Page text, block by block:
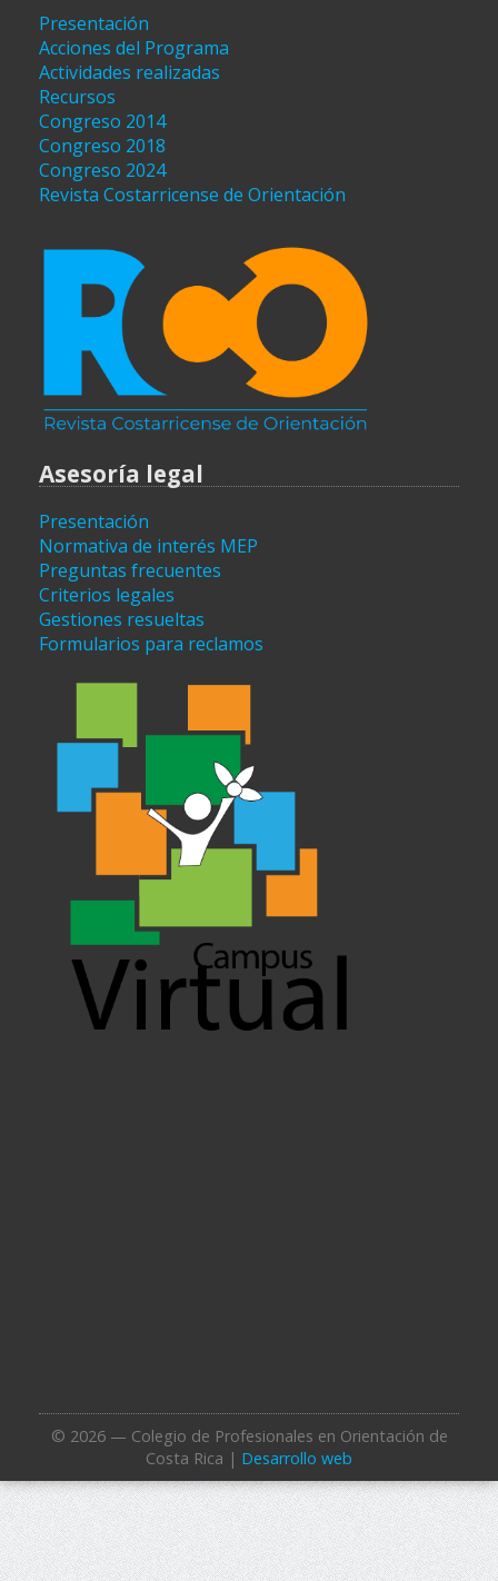
Presentación
Acciones del Programa
Actividades realizadas
Recursos
Congreso 2014
Congreso 2018
Congreso 2024
Revista Costarricense de Orientación
Asesoría legal
Presentación
Normativa de interés MEP
Preguntas frecuentes
Criterios legales
Gestiones resueltas
Formularios para reclamos
© 2026 — Colegio de Profesionales en Orientación de
Costa Rica | Desarrollo web